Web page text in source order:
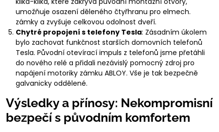
umožňuje osazení děleného čtyřhranu pro elmech.
zámky a zvyšuje celkovou odolnost dveří.
Chytré propojení s telefony Tesla: Zásadním úkolem
bylo zachovat funkčnost starších domovních telefonů
Tesla. Původní otevírací impuls z telefonů jsme přetáhli
do nového relé a přidali nezávislý pomocný zdroj pro
napájení motoriky zámku ABLOY. Vše je tak bezpečně
galvanicky oddělené.
Výsledky a přínosy: Nekompromisní
bezpečí s původním komfortem